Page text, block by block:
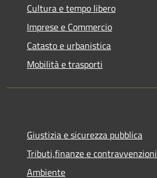
Cultura e tempo libero
Imprese e Commercio
Catasto e urbanistica
Mobilità e trasporti
Giustizia e sicurezza pubblica
Tributi,finanze e contravvenzioni
Ambiente